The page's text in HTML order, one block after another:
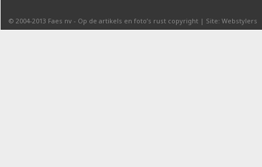
© 2004-2013 Faes nv - Op de artikels en foto’s rust copyright | Site: Webstylers